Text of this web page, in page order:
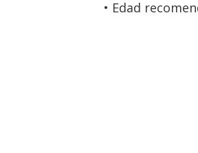
• Edad